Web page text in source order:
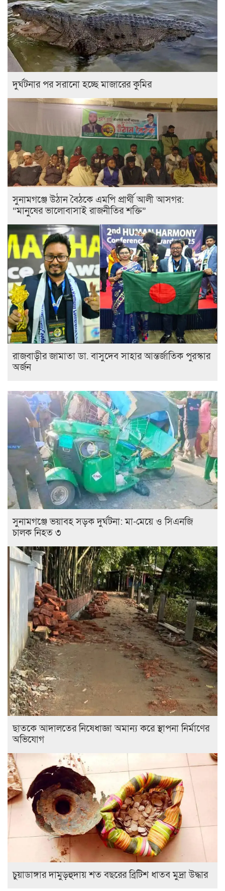
দুর্ঘটনার পর সরানো হচ্ছে মাজারের কুমির
সুনামগঞ্জে উঠান বৈঠকে এমপি প্রার্থী আলী আসগর:
“মানুষের ভালোবাসাই রাজনীতির শক্তি”
রাজবাড়ীর জামাতা ডা. বাসুদেব সাহার আন্তর্জাতিক পুরস্কার
অর্জন
সুনামগঞ্জে ভয়াবহ সড়ক দুর্ঘটনা: মা-মেয়ে ও সিএনজি
চালক নিহত ৩
ছাতকে আদালতের নিষেধাজ্ঞা অমান্য করে স্থাপনা নির্মাণের
অভিযোগ
চুয়াডাঙ্গার দামুড়হুদায় শত বছরের ব্রিটিশ ধাতব মুদ্রা উদ্ধার